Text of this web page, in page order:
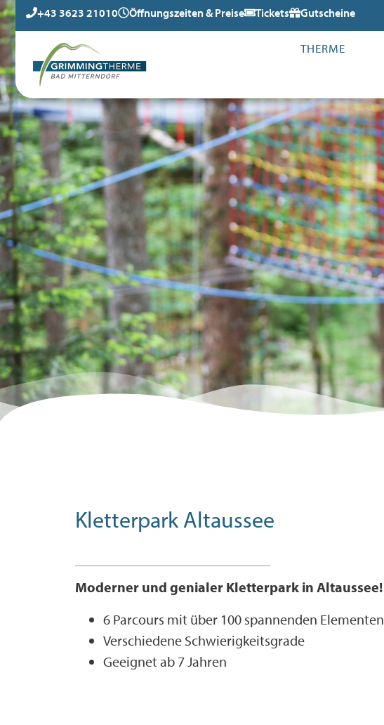
+43 3623 21010 Öffnungszeiten & Preise Tickets Gutscheine
THERME
Kletterpark Altaussee
Moderner und genialer Kletterpark in Altaussee!
6 Parcours mit über 100 spannenden Elementen
Verschiedene Schwierigkeitsgrade
Geeignet ab 7 Jahren